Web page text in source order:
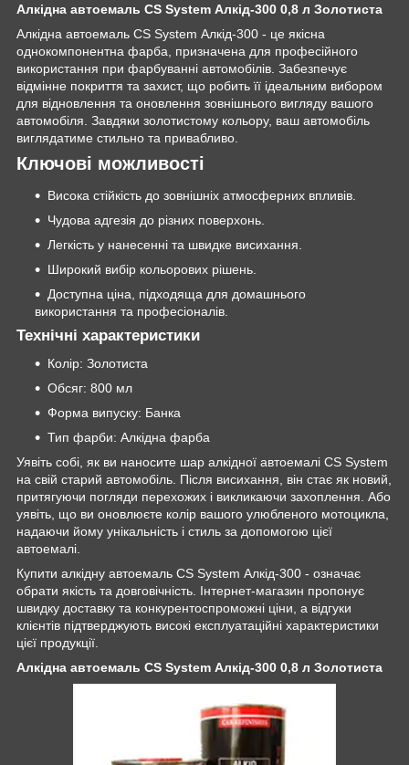
Алкідна автоемаль CS System Алкід-300 0,8 л Золотиста
Алкідна автоемаль CS System Алкід-300 - це якісна
однокомпонентна фарба, призначена для професійного
використання при фарбуванні автомобілів. Забезпечує
відмінне покриття та захист, що робить її ідеальним вибором
для відновлення та оновлення зовнішнього вигляду вашого
автомобіля. Завдяки золотистому кольору, ваш автомобіль
виглядатиме стильно та привабливо.
Ключові можливості
Висока стійкість до зовнішніх атмосферних впливів.
Чудова адгезія до різних поверхонь.
Легкість у нанесенні та швидке висихання.
Широкий вибір кольорових рішень.
Доступна ціна, підходяща для домашнього
використання та професіоналів.
Технічні характеристики
Колір: Золотиста
Обсяг: 800 мл
Форма випуску: Банка
Тип фарби: Алкідна фарба
Уявіть собі, як ви наносите шар алкідної автоемалі CS System
на свій старий автомобіль. Після висихання, він стає як новий,
притягуючи погляди перехожих і викликаючи захоплення. Або
уявіть, що ви оновлюєте колір вашого улюбленого мотоцикла,
надаючи йому унікальність і стиль за допомогою цієї
автоемалі.
Купити алкідну автоемаль CS System Алкід-300 - означає
обрати якість та довговічність. Інтернет-магазин пропонує
швидку доставку та конкурентоспроможні ціни, а відгуки
клієнтів підтверджують високі експлуатаційні характеристики
цієї продукції.
Алкідна автоемаль CS System Алкід-300 0,8 л Золотиста